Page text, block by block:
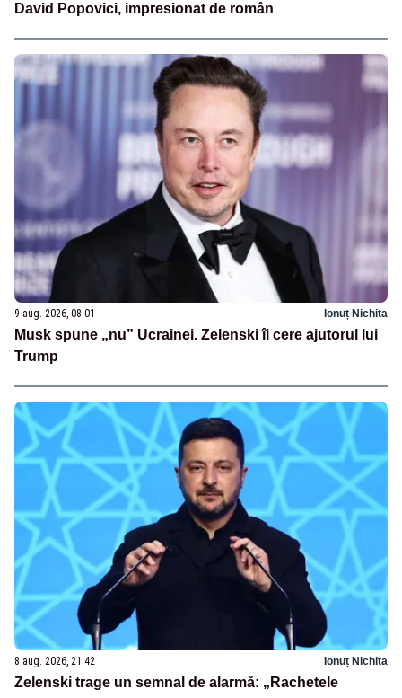
David Popovici, impresionat de român
9 aug. 2026, 08:01 Ionuț Nichita
Musk spune „nu” Ucrainei. Zelenski îi cere ajutorul lui
Trump
8 aug. 2026, 21:42 Ionuț Nichita
Zelenski trage un semnal de alarmă: „Rachetele